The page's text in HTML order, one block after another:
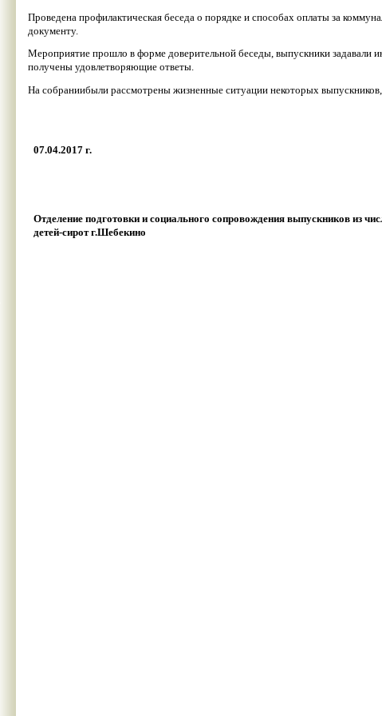
Проведена профилактическая беседа о порядке и способах оплаты за
документу.
Мероприятие прошло в форме доверительной беседы, выпускники задавали
получены удовлетворяющие ответы.
На собраниибыли рассмотрены жизненные ситуации некоторых
07.04.2017 г.
Отделение подготовки и социального сопровождения выпускников из
детей-сирот г.Шебекино